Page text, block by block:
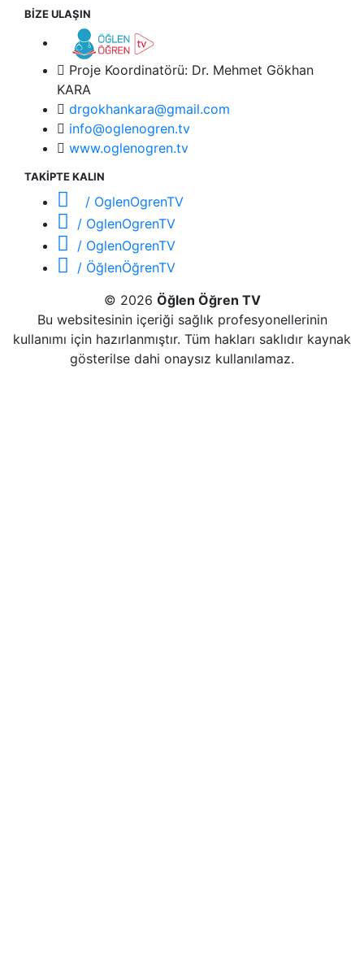
BİZE ULAŞIN
Proje Koordinatörü: Dr. Mehmet Gökhan
KARA
drgokhankara@gmail.com
info@oglenogren.tv
www.oglenogren.tv
TAKİPTE KALIN
/ OglenOgrenTV
/ OglenOgrenTV
/ OglenOgrenTV
/ ÖğlenÖğrenTV
© 2026 Öğlen Öğren TV
Bu websitesinin içeriği sağlık profesyonellerinin
kullanımı için hazırlanmıştır. Tüm hakları saklıdır kaynak
gösterilse dahi onaysız kullanılamaz.